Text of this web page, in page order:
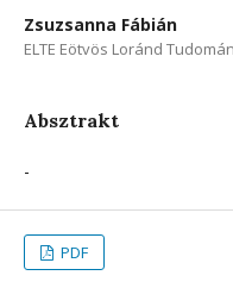
Zsuzsanna Fábián
ELTE Eötvös Loránd
Absztrakt
-
PDF